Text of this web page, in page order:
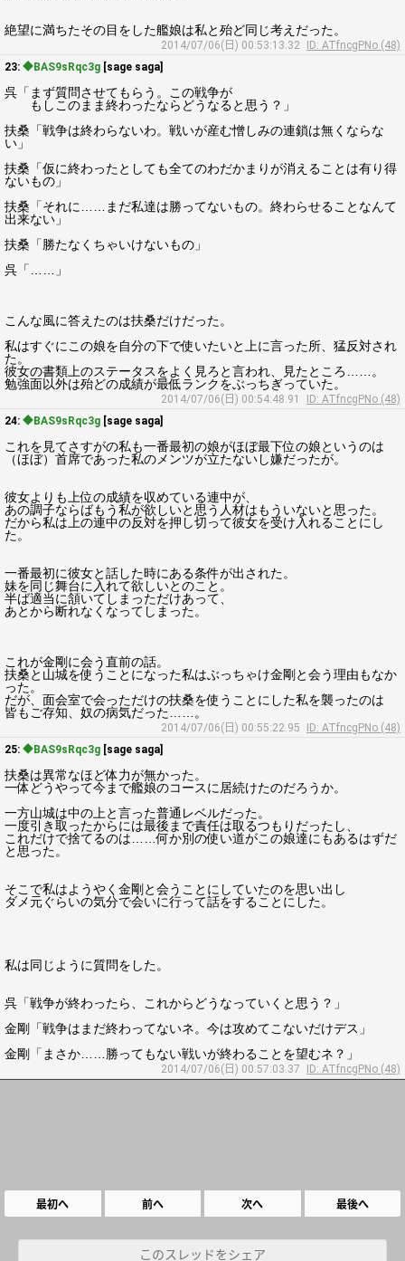
絶望に満ちたその目をした艦娘は私と殆ど同じ考えだった。
2014/07/06(日) 00:53:13.32
ID: ATfncgPNo (48)
23: ◆BAS9sRqc3g [sage saga]
呉「まず質問させてもらう。この戦争が
もしこのまま終わったならどうなると思う？」
扶桑「戦争は終わらないわ。戦いが産む憎しみの連鎖は無くならな
い」
扶桑「仮に終わったとしても全てのわだかまりが消えることは有り得
ないもの」
扶桑「それに……まだ私達は勝ってないもの。終わらせることなんて
出来ない」
扶桑「勝たなくちゃいけないもの」
呉「……」
こんな風に答えたのは扶桑だけだった。
私はすぐにこの娘を自分の下で使いたいと上に言った所、猛反対され
た。
彼女の書類上のステータスをよく見ろと言われ、見たところ……。
勉強面以外は殆どの成績が最低ランクをぶっちぎっていた。
2014/07/06(日) 00:54:48.91
ID: ATfncgPNo (48)
24: ◆BAS9sRqc3g [sage saga]
これを見てさすがの私も一番最初の娘がほぼ最下位の娘というのは
（ほぼ）首席であった私のメンツが立たないし嫌だったが。
彼女よりも上位の成績を収めている連中が、
あの調子ならばもう私が欲しいと思う人材はもういないと思った。
だから私は上の連中の反対を押し切って彼女を受け入れることにし
た。
一番最初に彼女と話した時にある条件が出された。
妹を同じ舞台に入れて欲しいとのこと。
半ば適当に頷いてしまっただけあって、
あとから断れなくなってしまった。
これが金剛に会う直前の話。
扶桑と山城を使うことになった私はぶっちゃけ金剛と会う理由もなか
った。
だが、面会室で会っただけの扶桑を使うことにした私を襲ったのは
皆もご存知、奴の病気だった……。
2014/07/06(日) 00:55:22.95
ID: ATfncgPNo (48)
25: ◆BAS9sRqc3g [sage saga]
扶桑は異常なほど体力が無かった。
一体どうやって今まで艦娘のコースに居続けたのだろうか。
一方山城は中の上と言った普通レベルだった。
一度引き取ったからには最後まで責任は取るつもりだったし、
これだけで捨てるのは……何か別の使い道がこの娘達にもあるはずだ
と思った。
そこで私はようやく金剛と会うことにしていたのを思い出し
ダメ元ぐらいの気分で会いに行って話をすることにした。
私は同じように質問をした。
呉「戦争が終わったら、これからどうなっていくと思う？」
金剛「戦争はまだ終わってないネ。今は攻めてこないだけデス」
金剛「まさか……勝ってもない戦いが終わることを望むネ？」
2014/07/06(日) 00:57:03.37 ID: ATfncgPNo (48)
最初へ 前へ 次へ 最後へ
このスレッドをシェア